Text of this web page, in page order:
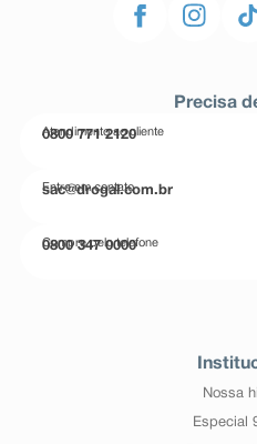
Precisa
Atendimento ao cliente
0800 771 2120
Entre em contato
sac@drogal.com.br
Compre pelo telefone
0800 347 0000
Nossa
Especial